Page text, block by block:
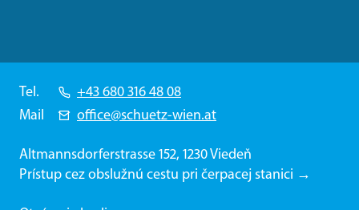
Tel.
+43 680 316 48 08
Mail
office@schuetz-wien.at
Altmannsdorferstrasse 152, 1230 Viedeň
Prístup cez obslužnú cestu pri čerpacej stanici →